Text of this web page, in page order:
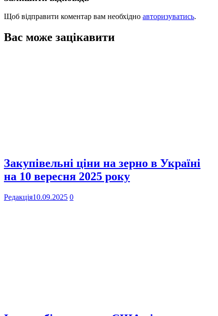
Щоб відправити коментар вам необхідно авторизуватись.
Вас може зацікавити
Закупівельні ціни на зерно в Україні
на 10 вересня 2025 року
Редакція10.09.2025 0